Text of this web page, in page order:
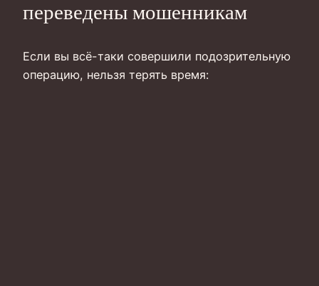
переведены мошенникам
Если вы всё-таки совершили подозрительную
операцию, нельзя терять время: